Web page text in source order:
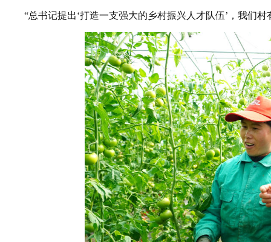
“总书记提出‘打造一支强大的乡村振兴人才队伍’，我们村